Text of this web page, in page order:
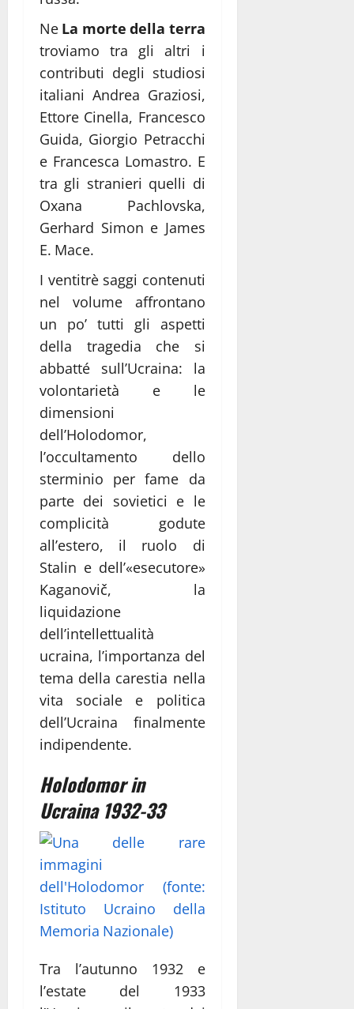
Ne La morte della terra
troviamo tra gli altri i
contributi degli studiosi
italiani Andrea Graziosi,
Ettore Cinella, Francesco
Guida, Giorgio Petracchi
e Francesca Lomastro. E
tra gli stranieri quelli di
Oxana Pachlovska,
Gerhard Simon e James
E. Mace.
I ventitrè saggi contenuti
nel volume affrontano
un po’ tutti gli aspetti
della tragedia che si
abbatté sull’Ucraina: la
volontarietà e le
dimensioni
dell’Holodomor,
l’occultamento dello
sterminio per fame da
parte dei sovietici e le
complicità godute
all’estero, il ruolo di
Stalin e dell’«esecutore»
Kaganovič, la
liquidazione
dell’intellettualità
ucraina, l’importanza del
tema della carestia nella
vita sociale e politica
dell’Ucraina finalmente
indipendente.
Holodomor in
Ucraina 1932-33
Tra l’autunno 1932 e
l’estate del 1933